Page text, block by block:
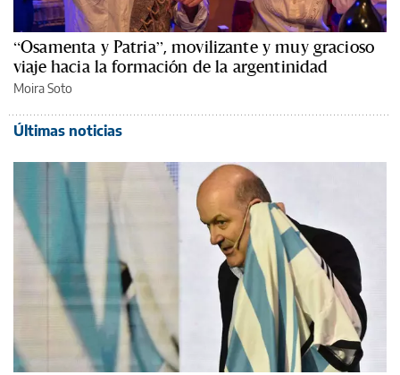
“Osamenta y Patria”, movilizante y muy gracioso
viaje hacia la formación de la argentinidad
Moira Soto
Últimas noticias